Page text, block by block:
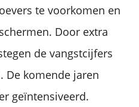
te voorkomen en
Door extra
de vangstcijfers
De komende jaren
geïntensiveerd.